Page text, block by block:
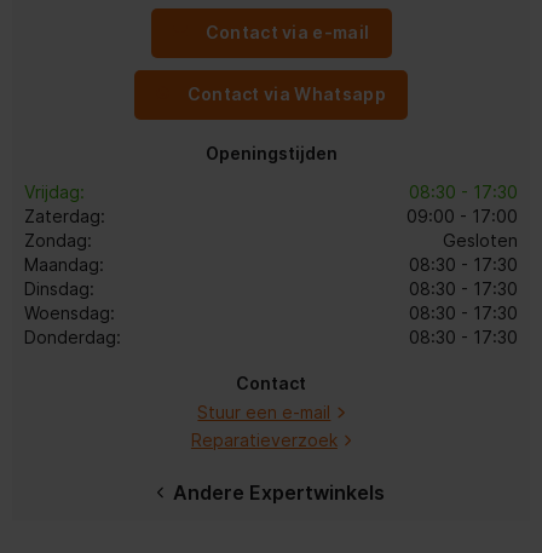
Contact via e-mail
Contact via Whatsapp
Openingstijden
Vrijdag:
08:30 - 17:30
Zaterdag:
09:00 - 17:00
Zondag:
Gesloten
Maandag:
08:30 - 17:30
Dinsdag:
08:30 - 17:30
Woensdag:
08:30 - 17:30
Donderdag:
08:30 - 17:30
Contact
Stuur een e-mail
Reparatieverzoek
Andere Expertwinkels